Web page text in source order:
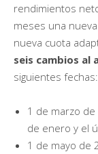
rendimientos
meses una
nueva cuota
seis cambios al
siguientes fechas:
1 de marzo
de enero y el
1 de mayo de